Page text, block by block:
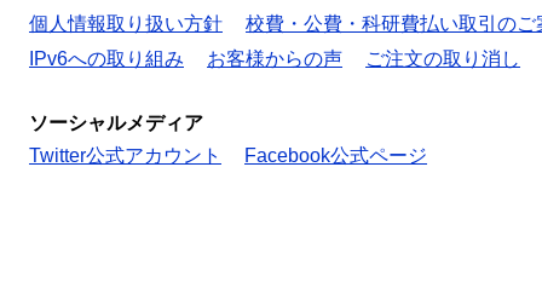
個人情報取り扱い方針
校費・公費・科研費払い取引のご
IPv6への取り組み
お客様からの声 ご注文の取り消し
ソーシャルメディア
Twitter公式アカウント
Facebook公式ページ